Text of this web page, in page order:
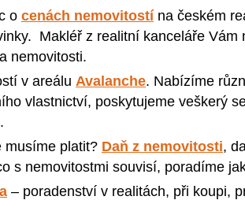
o cenách nemovitostí na českém
Makléř z realitní kanceláře Vám
nemovitosti.
v areálu Avalanche. Nabízíme
vlastnictví, poskytujeme veškerý
musíme platit? Daň z nemovitosti,
s nemovitostmi souvisí, poradíme
– poradenství v realitách, při koupi,